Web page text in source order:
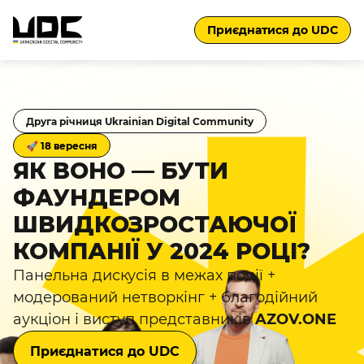
Приєднатися до UDC
Друга річниця Ukrainian Digital Community
🚀 18 вересня
ЯК ВОНО — БУТИ
ФАУНДЕРОМ
ШВИДКОЗРОСТАЮЧОЇ
КОМПАНІЇ У 2024 РОЦІ?
Панельна дискусія в межах події +
модерований нетворкінг + благодійний
аукціон і виступ представниківAZOV.ONE
Приєднатися до UDC